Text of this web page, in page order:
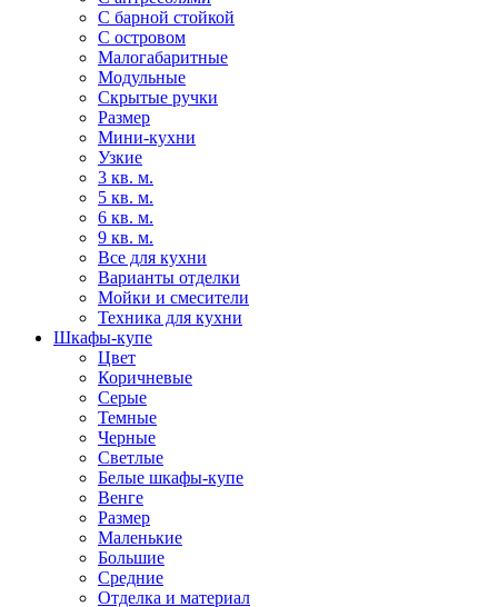
С барной стойкой
С островом
Малогабаритные
Модульные
Скрытые ручки
Размер
Мини-кухни
Узкие
3 кв. м.
5 кв. м.
6 кв. м.
9 кв. м.
Все для кухни
Варианты отделки
Мойки и смесители
Техника для кухни
Шкафы-купе
Цвет
Коричневые
Серые
Темные
Черные
Светлые
Белые шкафы-купе
Венге
Размер
Маленькие
Большие
Средние
Отделка и материал